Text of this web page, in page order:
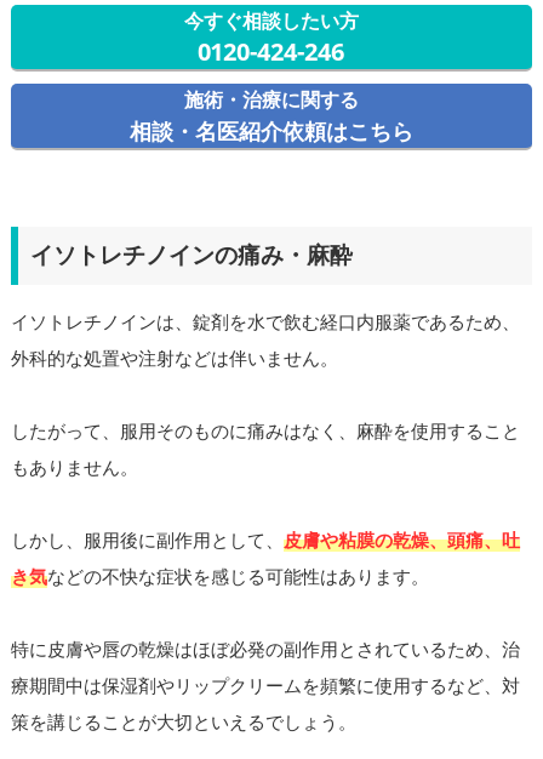
今すぐ相談したい方
0120-424-246
施術・治療に関する
相談・名医紹介依頼はこちら
イソトレチノインの痛み・麻酔
イソトレチノインは、錠剤を水で飲む経口内服薬であるため、
外科的な処置や注射などは伴いません。
したがって、服用そのものに痛みはなく、麻酔を使用すること
もありません。
しかし、服用後に副作用として、 皮膚や粘膜の乾燥、頭痛、吐
き気などの不快な症状を感じる可能性はあります。
特に皮膚や唇の乾燥はほぼ必発の副作用とされているため、治
療期間中は保湿剤やリップクリームを頻繁に使用するなど、対
策を講じることが大切といえるでしょう。